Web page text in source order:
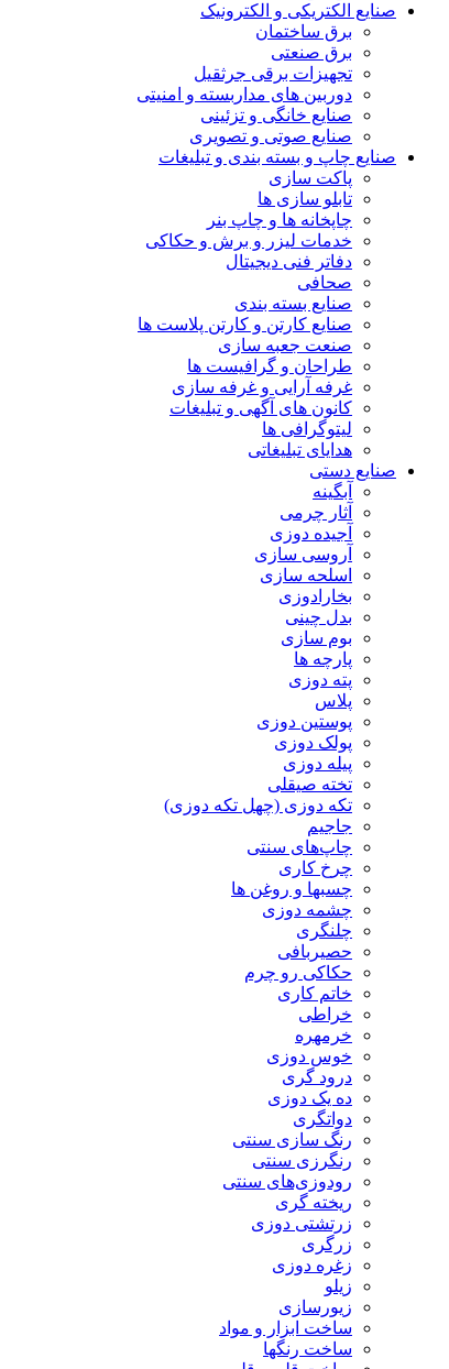
صنایع الکتریکی و الکترونیک
برق ساختمان
برق صنعتی
تجهیزات برقی جرثقیل
دوربین های مداربسته و امنیتی
صنایع خانگی و تزئینی
صنایع صوتی و تصویری
صنایع چاپ و بسته بندی و تبلیغات
پاکت سازی
تابلو سازی ها
چاپخانه ها و چاپ بنر
خدمات لیزر و برش و حکاکی
دفاتر فنی دیجیتال
صحافی
صنایع بسته بندی
صنایع کارتن و کارتن پلاست ها
صنعت جعبه سازی
طراحان و گرافیست ها
غرفه آرایی و غرفه سازی
کانون های آگهی و تبلیغات
لیتوگرافی ها
هدایای تبلیغاتی
صنایع دستی
آبگینه
آثار چرمی
آجیده دوزی
آروسی سازی
اسلحه سازی
بخارادوزی
بدل چینی
بوم سازی
پارچه ها
پته دوزی
پلاس
پوستین دوزی
پولک دوزی
پیله دوزی
تخته صیقلی
تکه دوزی (چهل تکه دوزی)
جاجیم
چاپ‌های سنتی
چرخ کاری
چسبها و روغن ها
چشمه دوزی
چلنگری
حصیربافی
حکاکی رو چرم
خاتم کاری
خراطی
خرمهره
خوس دوزی
درود گری
ده یک دوزی
دواتگری
رنگ سازی سنتی
رنگرزی سنتی
رودوزی‌های سنتی
ریخته گری
زرتشتی دوزی
زرگری
زغره دوزی
زیلو
زیورسازی
ساخت ابزار و مواد
ساخت رنگها